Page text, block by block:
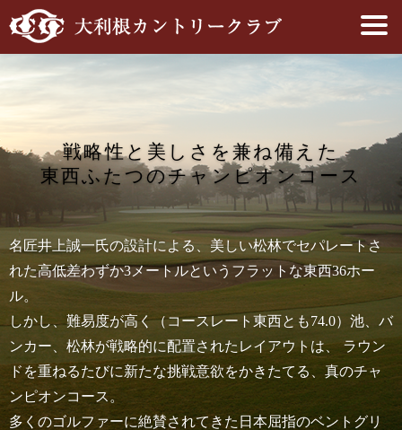
戦略性と 美しさを兼ね備えた
東西ふたつのチャンピオンコース
名匠井上誠一氏の設計による、美しい松林でセパレートさ
れた高低差わずか3メートルというフラットな東西36ホー
ル。
しかし、難易度が高く（コースレート東西とも74.0）池、バ
ンカー、松林が戦略的に配置されたレイアウトは、ラウン
ドを重ねるたびに新たな挑戦意欲をかきたてる、真のチャ
ンピオンコース。
多くのゴルファーに絶賛されてきた日本屈指のベントグリ